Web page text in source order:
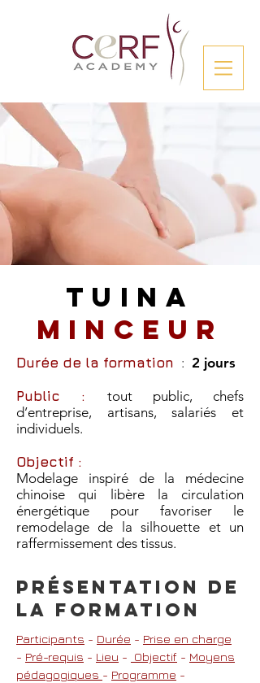
TUINA
MINCEUR
Durée de la formation : 2 jours
Public :
tout public, chefs
d’entreprise, artisans, salariés et
individuels.
Objectif :
Modelage inspiré de la médecine
chinoise qui libère la circulation
énergétique pour favoriser le
remodelage de la silhouette et un
raffermissement des tissus.
Présentation de
lA FORMATION
Participants - Durée - Prise en charge
- Pré-requis - Lieu - Objectif - Moyens
pédagogiques - Programme -